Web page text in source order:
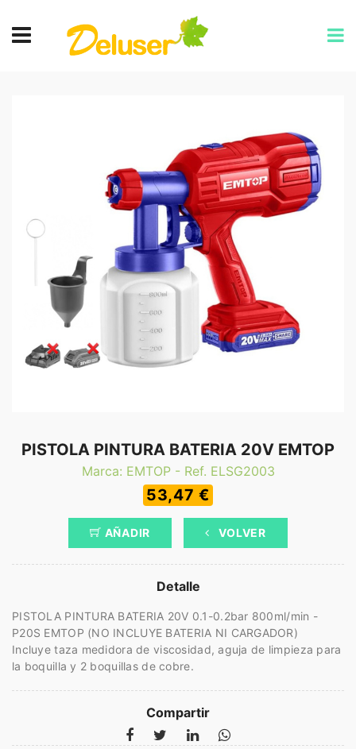
PISTOLA PINTURA BATERIA 20V EMTOP
Marca: EMTOP - Ref. ELSG2003
53,47 €
AÑADIR VOLVER
Detalle
PISTOLA PINTURA BATERIA 20V 0.1-0.2bar 800ml/min -
P20S EMTOP (NO INCLUYE BATERIA NI CARGADOR)
Incluye taza medidora de viscosidad, aguja de limpieza para
la boquilla y 2 boquillas de cobre.
Compartir